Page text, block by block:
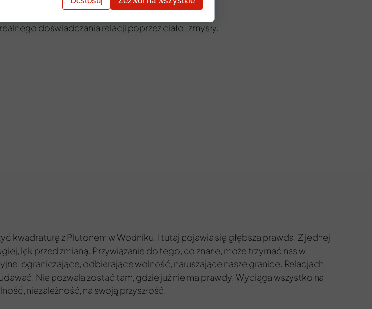
doświadczania relacji poprzez ciało i zmysły.
kwadraturę z Plutonem w Wodniku. I tutaj pojawia się głębsza prawda. Z jednej
lęk przed zmianą. Przywiązanie do tego, co znane, może trzymać nas w
ograniczające, odbierające wolność, naruszające nasze granice. Relacjach,
Nie pozwala zostać tam, gdzie już nie ma prawdy. Wyciąga wszystko na
niezależność, na swoją przyszłość.